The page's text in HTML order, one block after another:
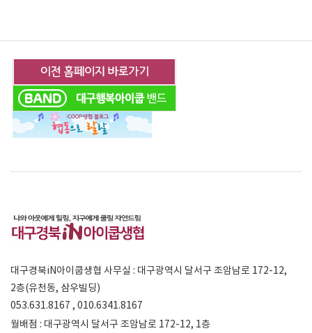
대구경북iN아이쿱생협 사무실 : 대구광역시 달서구 조암남로 172-12,
2층(유천동, 삼우빌딩)
053.631.8167 , 010.6341.8167
월배점 : 대구광역시 달서구 조암남로 172-12, 1층